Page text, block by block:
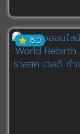
8.5